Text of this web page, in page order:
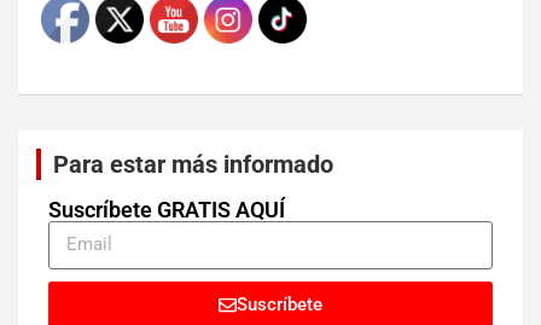
Para estar más informado
Suscríbete GRATIS AQUÍ
Suscríbete